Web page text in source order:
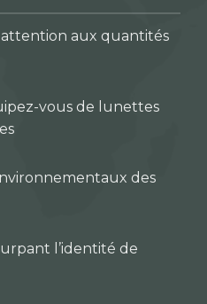
aux quantités
vous de lunettes
des
l’identité de